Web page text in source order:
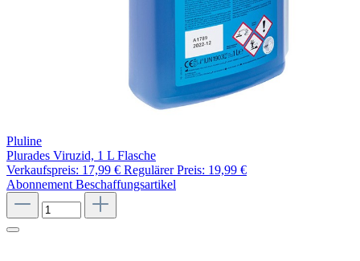
Pluline
Plurades Viruzid, 1 L Flasche
Verkaufspreis: 17,99 € Regulärer Preis: 19,99 €
Abonnement Beschaffungsartikel